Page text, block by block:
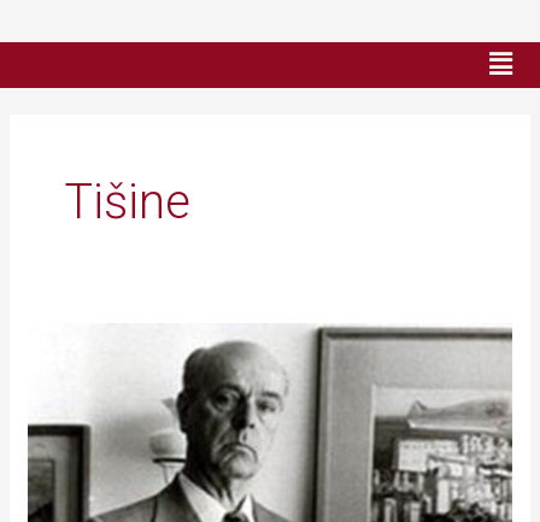
Tišine
i
povratnika
iz
rata